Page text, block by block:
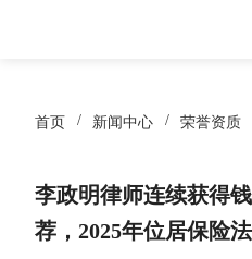
首页 新闻中心 荣誉资质
李政明律师连续获得
荐，2025年位居保险